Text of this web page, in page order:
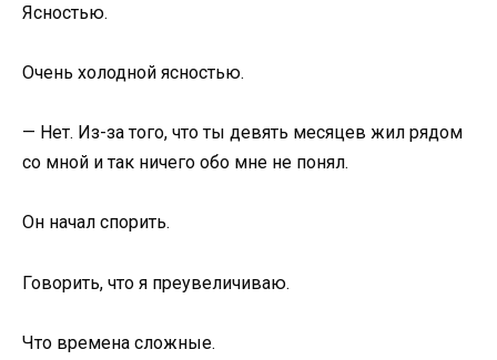
Ясностью.
Очень холодной ясностью.
— Нет. Из-за того, что ты девять месяцев жил рядом
со мной и так ничего обо мне не понял.
Он начал спорить.
Говорить, что я преувеличиваю.
Что времена сложные.